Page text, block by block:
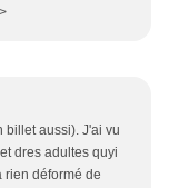
billet aussi). J'ai vu
dres adultes quyi
rien déformé de